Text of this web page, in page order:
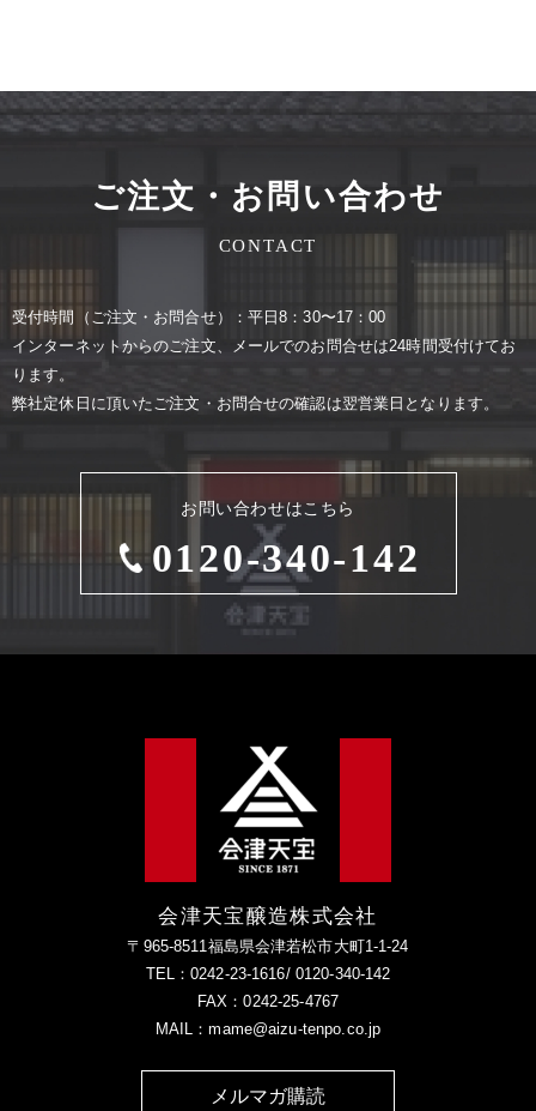
ご注文・お問い合わせ
CONTACT
お問い合わせはこちら
0120-340-142
受付時間（ご注⽂・お問合せ）：平⽇8：30〜17：00
インターネットからのご注⽂、メールでのお問合せは24時間受付けてお
ります。
弊社定休⽇に頂いたご注⽂・お問合せの確認は翌営業⽇となります。
会津天宝醸造株式会社
〒965-8511福島県会津若松市大町1-1-24
TEL：0242-23-1616/ 0120-340-142
FAX：0242-25-4767
MAIL：mame@aizu-tenpo.co.jp
メルマガ購読